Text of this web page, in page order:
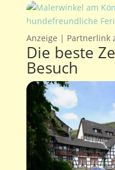
Anzeige | Partnerlink
Die beste
Besuch